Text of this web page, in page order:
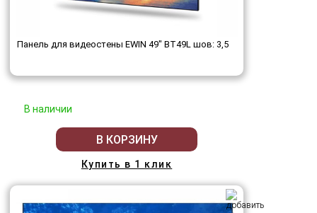
Панель для видеостены EWIN 49" BT49L шов: 3,5
В наличии
В КОРЗИНУ
Купить в 1 клик